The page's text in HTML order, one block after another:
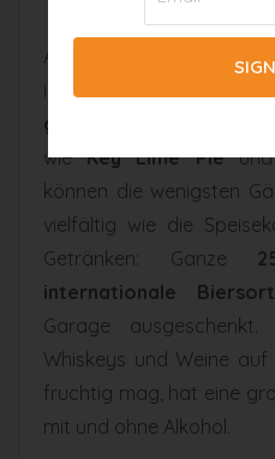
Auch
wie
in Ford´s Garage zu
glutenfreies Menü
. Bei
wieKey Lime Pie
können die wenigsten
vielfältig wie die
Getränken: Ganze
internationale
Garage
Whiskeys und Weine
fruchtig mag, hat eine
mit und ohne Alkohol.